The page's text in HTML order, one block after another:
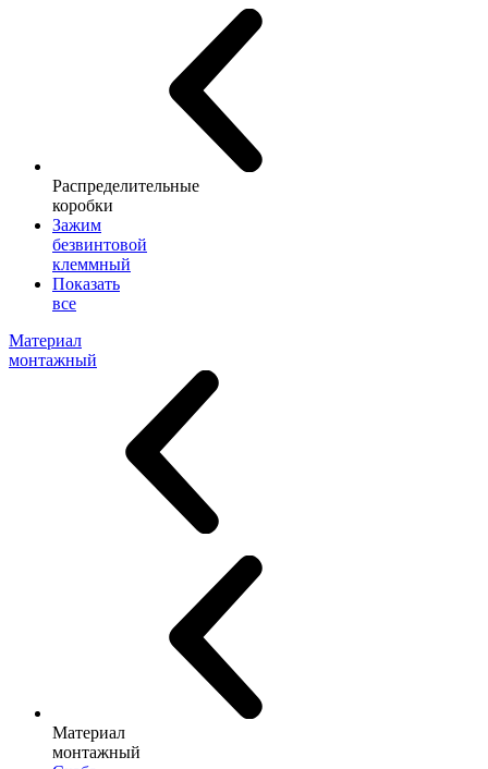
Распределительные
коробки
Зажим
безвинтовой
клеммный
Показать
все
Материал
монтажный
Материал
монтажный